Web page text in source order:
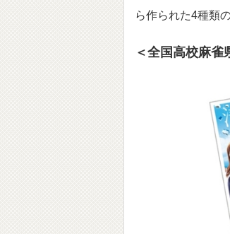
ら作られた4種類
＜全国高校麻雀